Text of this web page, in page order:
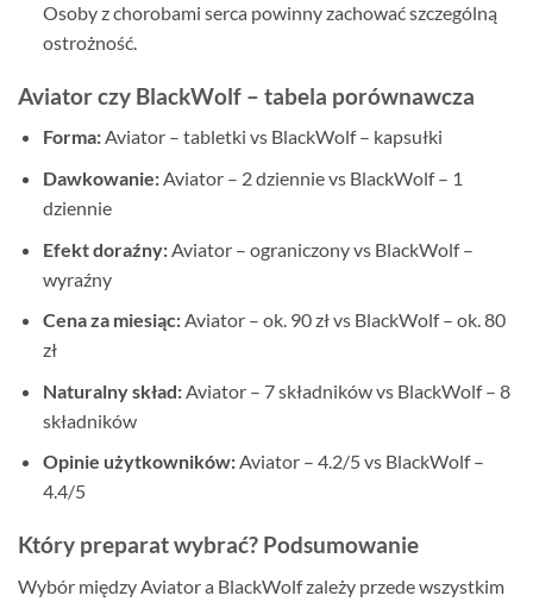
Osoby z chorobami serca powinny zachować szczególną
ostrożność.
Aviator czy BlackWolf – tabela porównawcza
Forma:Aviator – tabletki vs BlackWolf – kapsułki
Dawkowanie:Aviator – 2 dziennie vs BlackWolf – 1
dziennie
Efekt doraźny:Aviator – ograniczony vs BlackWolf –
wyraźny
Cena za miesiąc:Aviator – ok. 90 zł vs BlackWolf – ok. 80
zł
Naturalny skład:Aviator – 7 składników vs BlackWolf – 8
składników
Opinie użytkowników:Aviator – 4.2/5 vs BlackWolf –
4.4/5
Który preparat wybrać? Podsumowanie
Wybór między Aviator a BlackWolf zależy przede wszystkim